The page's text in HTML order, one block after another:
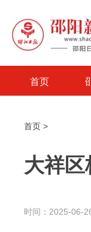
首页
首页 >
大祥
时间：2025-06-